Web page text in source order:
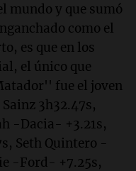
mundo y que sumó
como el
es que en los
el único que
fue el joven
3h32.47s,
-Dacia- +3.21s,
Seth Quintero -
-Ford- +7.25s,